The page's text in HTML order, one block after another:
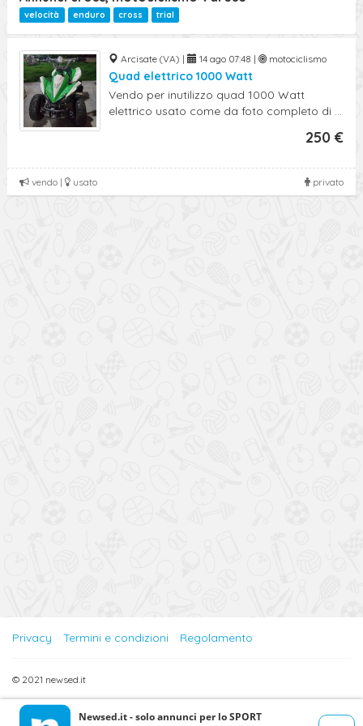
velocità enduro cross trial
Arcisate (VA) | 14 ago 07:48 | motociclismo
Quad elettrico 1000 Watt
Vendo per inutilizzo quad 1000 Watt
elettrico usato come da foto completo di ...
250 €
privato
vendo | usato
Privacy Termini e condizioni Regolamento
© 2021 newsed.it